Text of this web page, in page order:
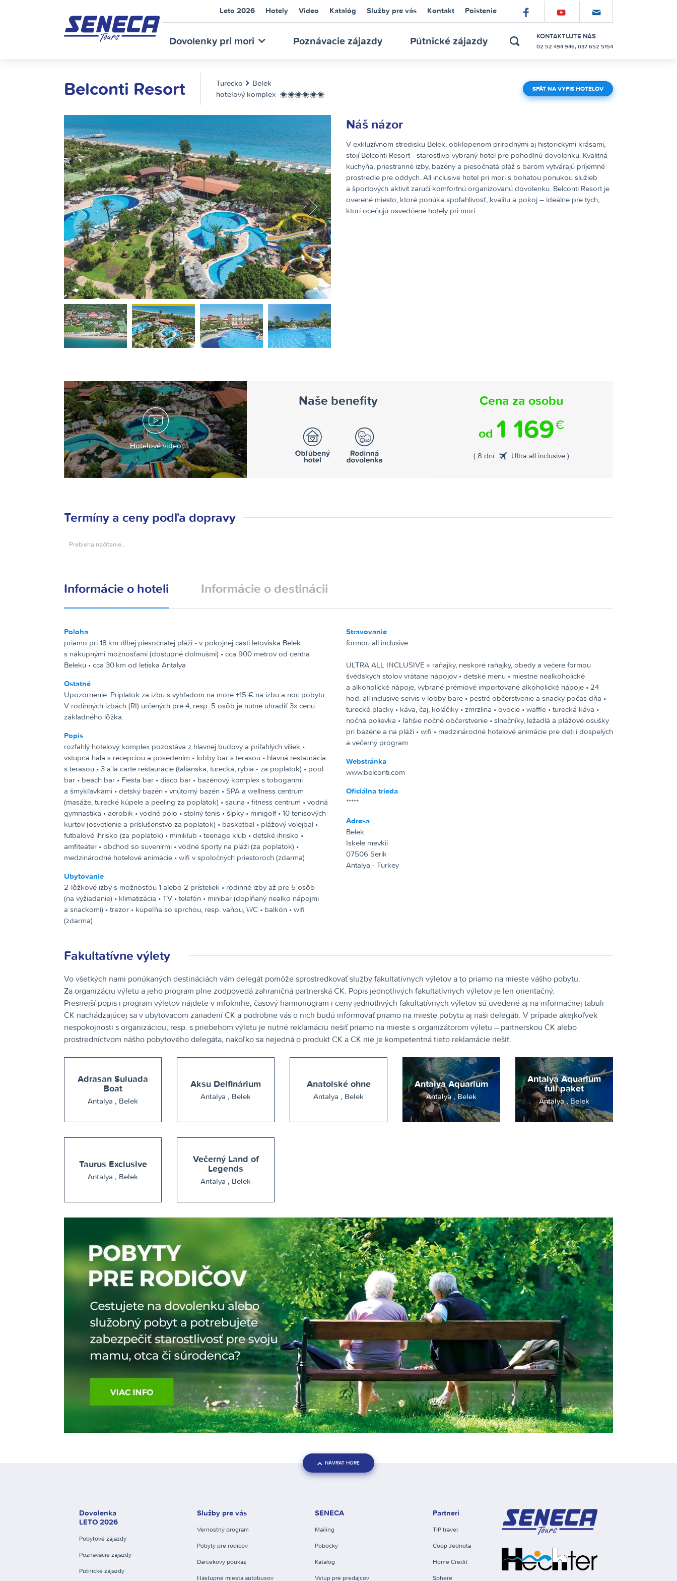
SENECA
TOURS
Leto 2026 Hotely Video Katalóg Služby pre vás Kontakt Poistenie
profil
náš
kanál
prihláste
Dovolenky pri mori Poznávacie zájazdy Pútnické zájazdy
hľadať
KONTAKTUJTE NÁS
02 52 494 946, 037 652 5154
Belconti Resort Turecko
Belek
hotelový komplex
******
SPÄŤ NA VÝPIS HOTELOV
< >
Náš názor
V exkluzívnom stredisku Belek, obklopenom prírodnými aj historickými krásami,
stojí Belconti Resort - starostlivo vybraný hotel pre pohodlnú dovolenku. Kvalitná
kuchyňa, priestranné izby, bazény a piesočnatá pláž s barom vytvárajú príjemné
prostredie pre oddych. All inclusive hotel pri mori s bohatou ponukou služieb
a športových aktivít zaručí komfortnú organizovanú dovolenku. Belconti Resort je
overené miesto, ktoré ponúka spoľahlivosť, kvalitu a pokoj – ideálne pre tých,
ktorí oceňujú osvedčené hotely pri mori.
Hotelové video
Naše benefity Cena za osobu
od 1 169€
( 8 dní Ultra all inclusive )
Termíny a ceny podľa dopravy
Prebieha načítanie…
Informácie o hoteli Informácie o destinácii
Poloha
priamo pri 18 km dlhej piesočnatej pláži • v pokojnej časti letoviska Belek
s nákupnými možnosťami (dostupné dolmušmi) • cca 900 metrov od centra
Beleku • cca 30 km od letiska Antalya
Ostatné
Upozornenie:
V rodinných izbách (RI) určených pre 4, resp. 5 osôb je nutné uhradiť 3x cenu
základného lôžka.
Popis
rozľahlý hotelový komplex pozostáva z hlavnej budovy a priľahlých viliek •
vstupná hala s recepciou a posedením • lobby bar s terasou • hlavná reštaurácia
s terasou • 3 a´la carte reštaurácie (talianska, turecká, rybia - za poplatok) • pool
bar • beach bar • Fiesta bar • disco bar • bazénový komplex s toboganmi
a šmykľavkami • detský bazén • vnútorný bazén • SPA a wellness centrum
(masáže, turecké kúpele a peeling za poplatok) • sauna • fitness centrum • vodná
gymnastika • aerobik • vodné pólo • stolný tenis • šípky • minigolf • 10 tenisových
kurtov (osvetlenie a príslušenstvo za poplatok) • basketbal • plážový volejbal •
futbalové ihrisko (za poplatok) • miniklub • teenage klub • detské ihrisko •
amfiteáter • obchod so suvenírmi • vodné športy na pláži (za poplatok) •
medzinárodné hotelové animácie • wifi v spoločných priestoroch (zdarma)
Ubytovanie
2-lôžkové izby s možnosťou 1 alebo 2 prísteliek • rodinné izby až pre 5 osôb
(na vyžiadanie) • klimatizácia • TV • telefón • minibar (dopĺňaný nealko nápojmi
a snackomi) • trezor • kúpeľňa so sprchou, resp. vaňou, WC • balkón • wifi
(zdarma)
Stravovanie
formou all inclusive
ULTRA ALL INCLUSIVE » raňajky, neskoré raňajky, obedy a večere formou
švédskych stolov vrátane nápojov • detské menu • miestne nealkoholické
a alkoholické nápoje, vybrané prémiové importované alkoholické nápoje • 24
hod. all inclusive servis v lobby bare • pestré občerstvenie a snacky počas dňa •
turecké placky • káva, čaj, koláčiky • zmrzlina • ovocie • waffle • turecká káva •
nočná polievka • ľahšie nočné občerstvenie • slnečníky, ležadlá a plážové osušky
pri bazéne a na pláži • wifi • medzinárodné hotelové animácie pre deti i dospelých
a večerný program
Webstránka
www.belconti.com
Oficiálna trieda
*****
Adresa
Belek
Iskele mevkii
07506 Serik
Antalya - Turkey
Fakultatívne výlety
Vo všetkých nami ponúkaných destináciách vám delegát pomôže sprostredkovať služby fakultatívnych výletov a to priamo na mieste vášho pobytu.
Za organizáciu výletu a jeho program plne zodpovedá zahraničná partnerská CK. Popis jednotlivých fakultatívnych výletov je len orientačný.
Presnejší popis i program výletov nájdete v infoknihe, časový harmonogram i ceny jednotlivých fakultatívnych výletov sú uvedené aj na informačnej tabuli
CK nachádzajúcej sa v ubytovacom zariadení CK a podrobne vás o nich budú informovať priamo na mieste pobytu aj naši delegáti. V prípade akejkoľvek
nespokojnosti s organizáciou, resp. s priebehom výletu je nutné reklamáciu riešiť priamo na mieste s organizátorom výletu – partnerskou CK alebo
prostredníctvom nášho pobytového delegáta, nakoľko sa nejedná o produkt CK a CK nie je kompetentná tieto reklamácie riešiť.
Adrasan Suluada
Boat
Antalya , Belek
Aksu Delfinárium
Antalya , Belek
Anatolské ohne
Antalya , Belek
Antalya Aquarium
Antalya , Belek
Antalya Aquarium
full paket
Antalya , Belek
Taurus Exclusive
Antalya , Belek
Večerný Land of
Legends
Antalya , Belek
NÁVRAT HORE
Dovolenka
LETO 2026
Pobytové zájazdy
Poznávacie zájazdy
Pútnické zájazdy
Služby pre vás
Vernostný program
Pobyty pre rodičov
Darčekový poukaz
Nástupné miesta autobusov
SENECA
Mailing
Pobočky
Katalóg
Vstup pre predajcov
Partneri
TIP travel
Coop Jednota
Home Credit
Sphere